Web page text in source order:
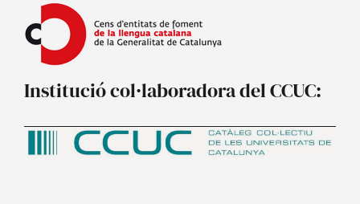
Institució col·laboradora del CCUC: